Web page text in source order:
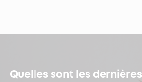
Quelles sont les dernières